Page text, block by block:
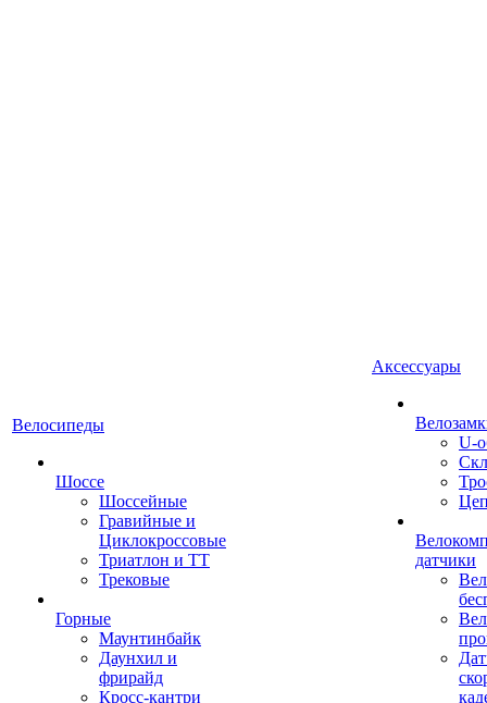
Велосипеды
Шоссе
Шоссейные
Гравийные и
Циклокроссовые
Триатлон и ТТ
Трековые
Горные
Маунтинбайк
Даунхил и
фрирайд
Кросс-кантри
Аксессуары
U-
датчики